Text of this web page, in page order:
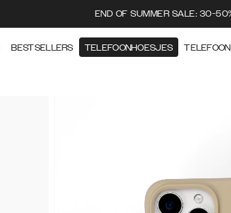
END OF SUMMER SALE: 30-
BESTSELLERS TELEFOONHOESJES